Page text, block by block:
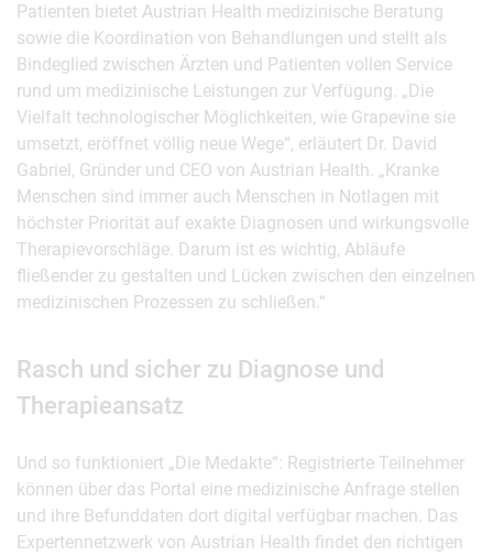
Patienten bietet Austrian Health medizinische Beratung
sowie die Koordination von Behandlungen und stellt als
Bindeglied zwischen Ärzten und Patienten vollen Service
rund um medizinische Leistungen zur Verfügung. „Die
Vielfalt technologischer Möglichkeiten, wie Grapevine sie
umsetzt, eröffnet völlig neue Wege“, erläutert Dr. David
Gabriel, Gründer und CEO von Austrian Health. „Kranke
Menschen sind immer auch Menschen in Notlagen mit
höchster Priorität auf exakte Diagnosen und wirkungsvolle
Therapievorschläge. Darum ist es wichtig, Abläufe
fließender zu gestalten und Lücken zwischen den einzelnen
medizinischen Prozessen zu schließen.“
Rasch und sicher zu Diagnose und
Therapieansatz
Und so funktioniert „Die Medakte“: Registrierte Teilnehmer
können über das Portal eine medizinische Anfrage stellen
und ihre Befunddaten dort digital verfügbar machen. Das
Expertennetzwerk von Austrian Health findet den richtigen